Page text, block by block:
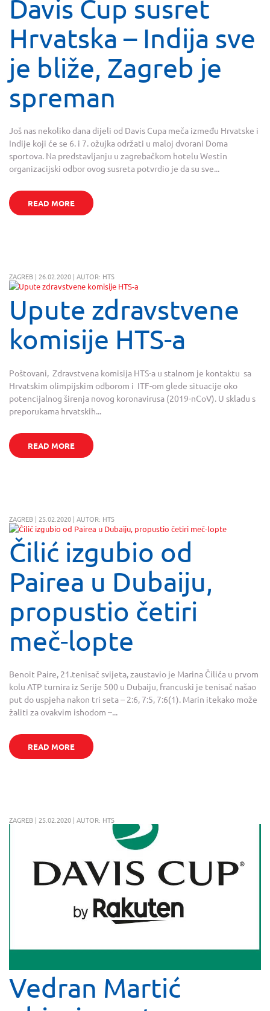
Davis Cup susret
Hrvatska – Indija sve
je bliže, Zagreb je
spreman
Još nas nekoliko dana dijeli od Davis Cupa meča između Hrvatske i
Indije koji će se 6. i 7. ožujka održati u maloj dvorani Doma
sportova. Na predstavljanju u zagrebačkom hotelu Westin
organizacijski odbor ovog susreta potvrdio je da su sve...
READ MORE
ZAGREB | 26.02.2020 | AUTOR: HTS
Upute zdravstvene
komisije HTS-a
Poštovani, Zdravstvena komisija HTS-a u stalnom je kontaktu sa
Hrvatskim olimpijskim odborom i ITF-om glede situacije oko
potencijalnog širenja novog koronavirusa (2019-nCoV). U skladu s
preporukama hrvatskih...
READ MORE
ZAGREB | 25.02.2020 | AUTOR: HTS
Čilić izgubio od
Pairea u Dubaiju,
propustio četiri
meč-lopte
Benoit Paire, 21.tenisač svijeta, zaustavio je Marina Čilića u prvom
kolu ATP turnira iz Serije 500 u Dubaiju, francuski je tenisač našao
put do uspjeha nakon tri seta – 2:6, 7:5, 7:6(1). Marin itekako može
žaliti za ovakvim ishodom –...
READ MORE
ZAGREB | 25.02.2020 | AUTOR: HTS
Vedran Martić